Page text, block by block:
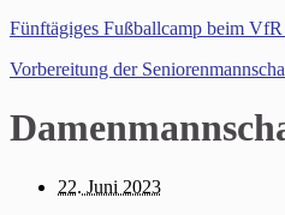
Fünftägiges Fußballcamp beim
Vorbereitung der
22. Juni 2023